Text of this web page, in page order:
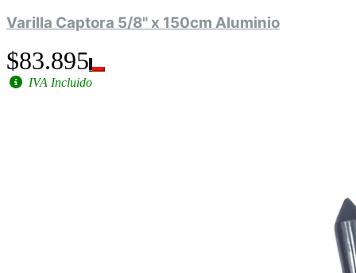
Varilla Captora 5/8" x 150cm Aluminio
$83.895
IVA Incluido